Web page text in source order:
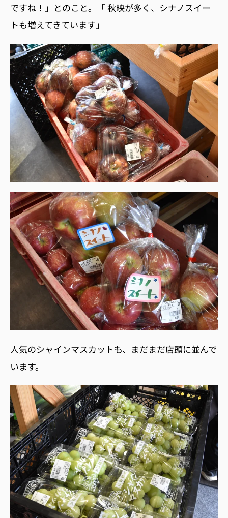
ですね！」とのこと。「 秋映が多く、シナノスイー
トも増えてきています」
人気のシャインマスカットも、まだまだ店頭に並んで
います。